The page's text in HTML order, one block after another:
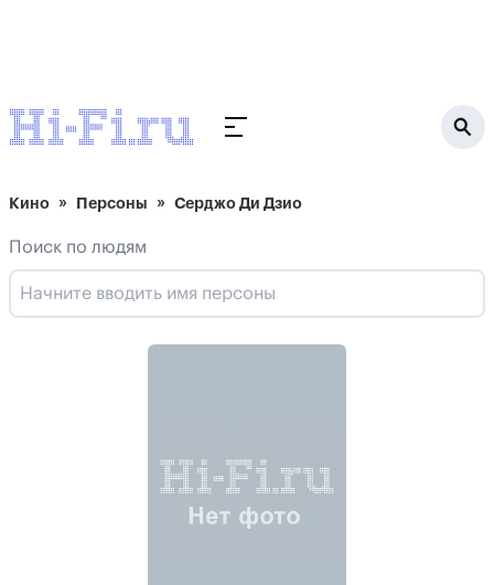
Кино Персоны Серджо Ди Дзио
Поиск по людям